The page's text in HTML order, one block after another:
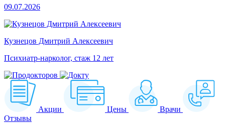
09.07.2026
Кузнецов Дмитрий Алексеевич
Психиатр-нарколог, стаж 12 лет
Акции Цены
Врачи
Отзывы